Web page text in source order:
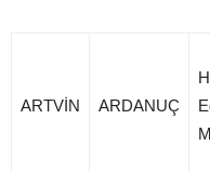
ARTVİN ARDANUÇ